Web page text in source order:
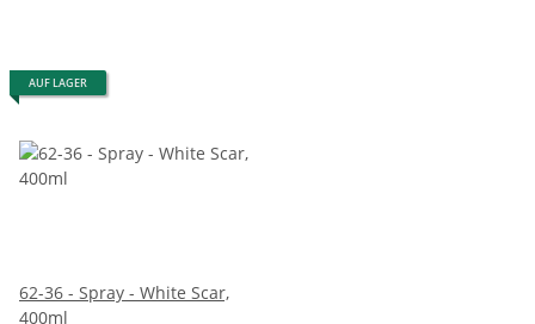
AUF LAGER
62-36 - Spray - White Scar,
400ml